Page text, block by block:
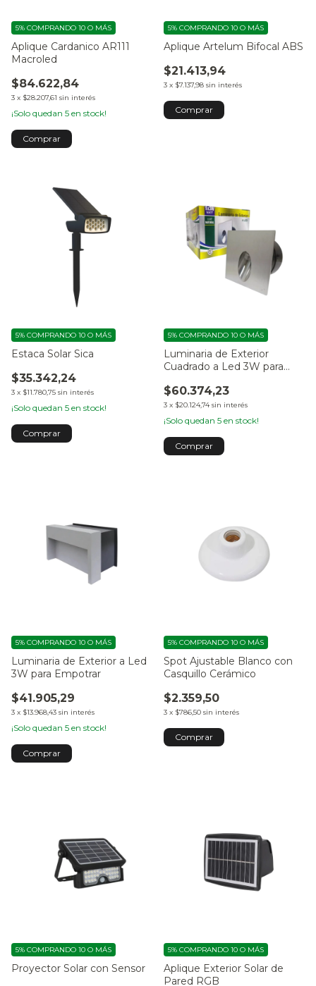
Aplique Cardanico AR111
Macroled
$84.622,84
3 x $28.207,61 sin interés
5% COMPRANDO 10 O MÁS
¡Solo quedan 5 en stock!
Aplique Artelum Bifocal ABS
$21.413,94
3 x $7.137,98 sin interés
5% COMPRANDO 10 O MÁS
Estaca Solar Sica
$35.342,24
3 x $11.780,75 sin interés
5% COMPRANDO 10 O MÁS
¡Solo quedan 5 en stock!
Luminaria de Exterior
Cuadrado a Led 3W para
$60.374,23
3 x $20.124,74 sin interés
5% COMPRANDO 10 O MÁS
¡Solo quedan 5 en stock!
Luminaria de Exterior a Led
3W para Empotrar
$41.905,29
3 x $13.968,43 sin interés
5% COMPRANDO 10 O MÁS
¡Solo quedan 5 en stock!
Spot Ajustable Blanco con
Casquillo Cerámico
$2.359,50
3 x $786,50 sin interés
5% COMPRANDO 10 O MÁS
Comprar
Proyector Solar con Sensor
5% COMPRANDO 10 O MÁS
Aplique Exterior Solar de
Pared RGB
5% COMPRANDO 10 O MÁS